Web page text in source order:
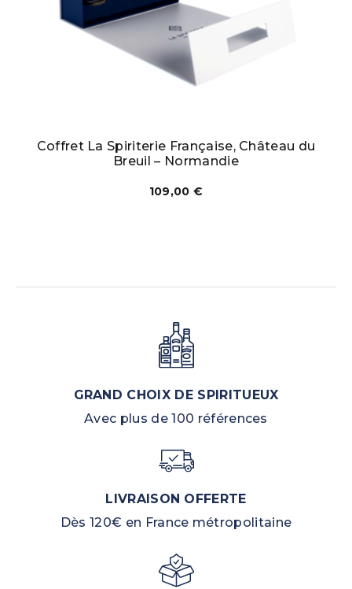
Coffret La Spiriterie Française, Château du
Breuil – Normandie
109,00 €
GRAND CHOIX DE SPIRITUEUX
Avec plus de 100 références
LIVRAISON OFFERTE
Dès 120€ en France métropolitaine